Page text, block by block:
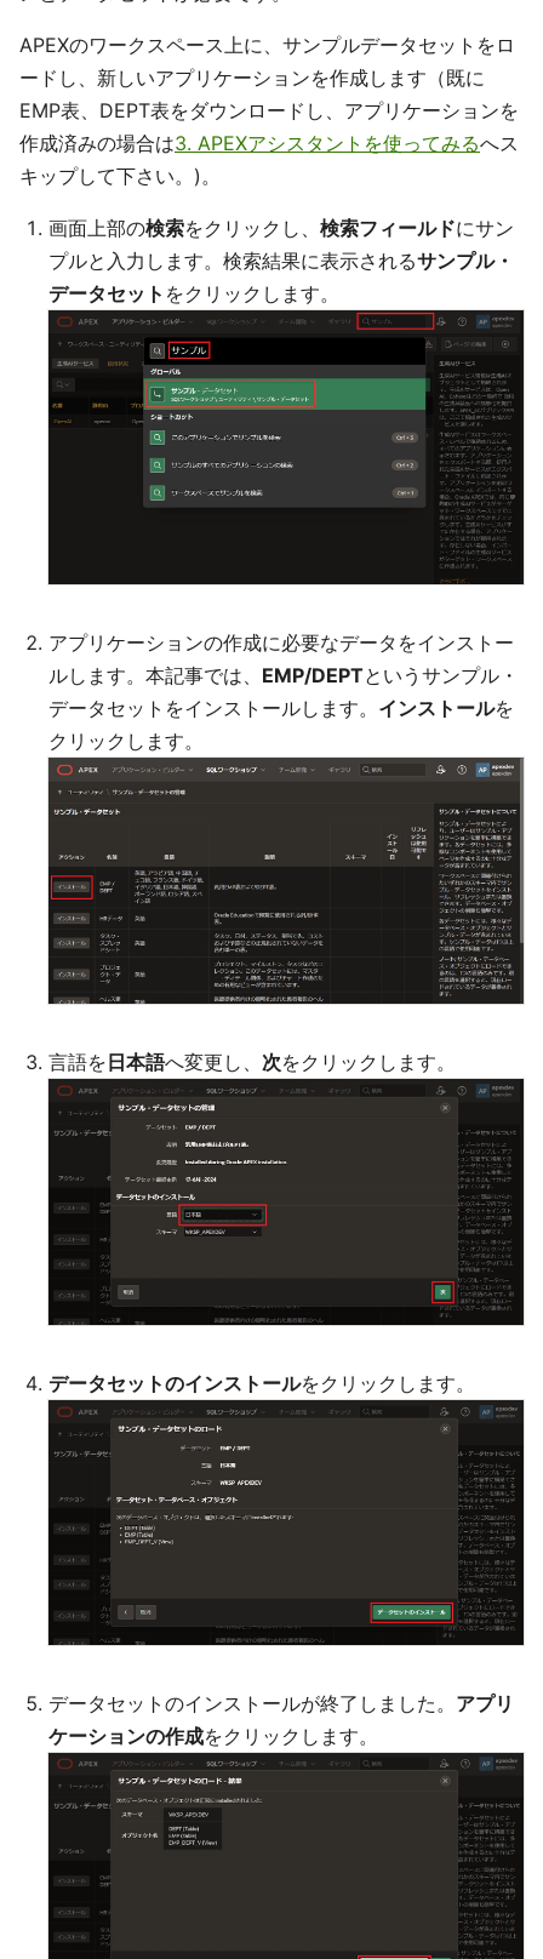
APEXのワークスペース上に、サンプルデータセットをロ
ードし、新しいアプリケーションを作成します（既に
EMP表、DEPT表をダウンロードし、アプリケーションを
作成済みの場合は3. APEXアシスタントを使ってみるへス
キップして下さい。)。
画面上部の検索をクリックし、 検索フィールドにサン
プルと入力します。検索結果に表示されるサンプル・
データセット をクリックします。
アプリケーションの作成に必要なデータをインストー
ルします。本記事では、 EMP/DEPTというサンプル・
データセットをインストールします。 インストールを
クリックします。
言語を 日本語へ変更し、 次をクリックします。
データセットのインストールをクリックします。
データセットのインストールが終了しました。 アプリ
ケーションの作成をクリックします。